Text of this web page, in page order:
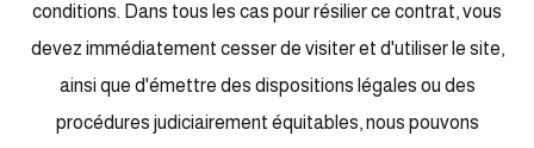
conditions. Dans tous les cas pour résilier ce contrat, vous
devez immédiatement cesser de visiter et d'utiliser le site,
ainsi que d'émettre des dispositions légales ou des
procédures judiciairement équitables, nous pouvons